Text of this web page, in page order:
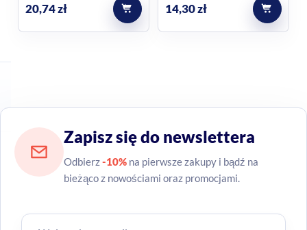
20,74zł 14,30zł
Zapisz się do newslettera
Odbierz-10% na pierwsze zakupy i bądź na
bieżąco z nowościami oraz promocjami.